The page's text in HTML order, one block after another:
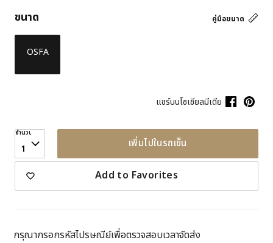
คู่มือขนาด
ขนาด
OSFA
แชร์บนโซเชียลมีเดีย
จำนวน
1 เพิ่มไปในรถเข็น
Add to Favorites
กรุณากรอกรหัสไปรษณีย์เพื่อตรวจสอบเวลาจัดส่ง